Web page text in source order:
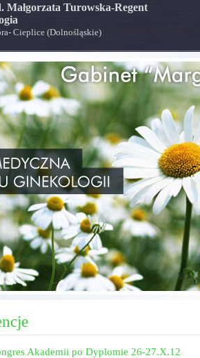
Małgorzata Turowska-Regent
Cieplice (Dolnośląskie)
Akademii po Dyplomie 26-27.X.12